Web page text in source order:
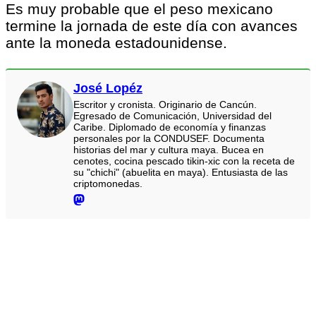
Es muy probable que el peso mexicano
termine la jornada de este día con avances
ante la moneda estadounidense.
José Lopéz
Escritor y cronista. Originario de Cancún.
Egresado de Comunicación, Universidad del
Caribe. Diplomado de economía y finanzas
personales por la CONDUSEF. Documenta
historias del mar y cultura maya. Bucea en
cenotes, cocina pescado tikin-xic con la receta de
su "chichi" (abuelita en maya). Entusiasta de las
criptomonedas.